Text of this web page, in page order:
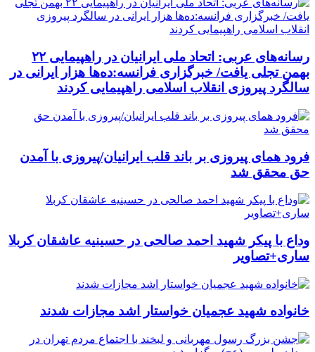
رسانه‌های عربی: اتحاد ملی ایرانیان در راهپیمایی ۲۲
بهمن تجلی یافت/ خبرگزاری فرانسه:ده‌ها هزار ایرانی در
سالگرد پیروزی انقلاب اسلامی راهپیمایی کردند
فرود همای پیروزی بر باند قلب ایرانیان/پیروزی با آمدن
حق محقق شد
وداع با پیکر شهید احمد صالحی‌ در حسینیه عاشقان کربلا
ساری+تصاویر
خانواده شهید عجمیان خواستار اشد مجازات شدند